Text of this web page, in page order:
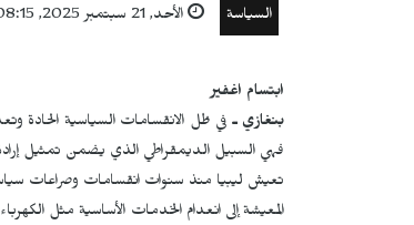
السياسة الأحد, 21 سبتمبر 2025, 08:15
ابتسام اغفير
بنغازي ـ في ظل الانقسامات السياسية الحادة
فهي السبيل الديمقراطي الذي يضمن تمثيل إرادة
تعيش ليبيا منذ سنوات انقسامات وصراعات
المعيشة إلى انعدام الخدمات الأساسية مثل